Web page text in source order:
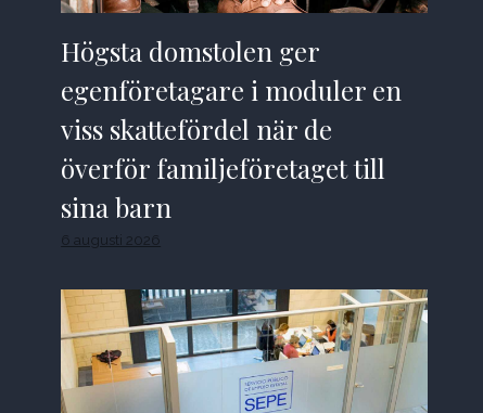
Högsta domstolen ger
egenföretagare i moduler en
viss skattefördel när de
överför familjeföretaget till
sina barn
6 augusti 2026